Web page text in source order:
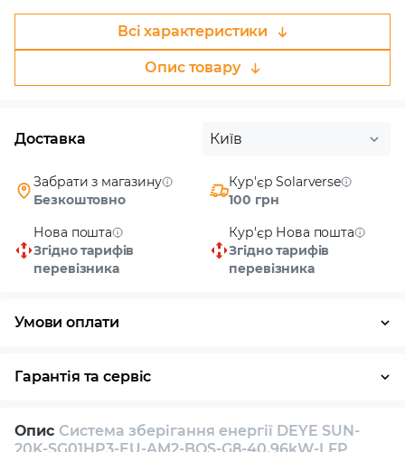
Всі характеристики
Опис товару
Доставка Київ
Забрати з магазину
Безкоштовно
Кур'єр Solarverse
100 грн
Нова пошта
Згідно тарифів
перевізника
Кур'єр Нова пошта
Згідно тарифів
перевізника
Умови оплати
Гарантія та сервіс
Власний сервісний центр Технічна підтримка
Опис Система зберігання енергії DEYE SUN-